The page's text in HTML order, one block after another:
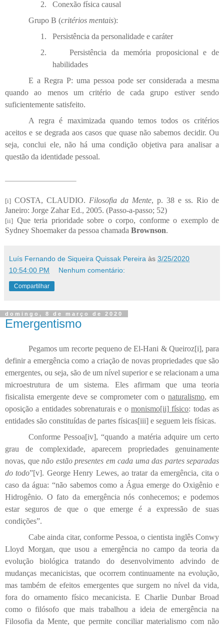
2.
Conexão física causal
Grupo B (critérios mentais):
1.
Persistência da personalidade e caráter
2.
Persistência da memória proposicional e de
habilidades
E a Regra P: uma pessoa pode ser considerada a mesma
quando ao menos um critério de cada grupo estiver sendo
suficientemente satisfeito.
A regra é maximizada quando temos todos os critérios
aceitos e se degrada aos casos que quase não sabemos decidir. Ou
seja, conclui ele, não há uma condição objetiva para analisar a
questão da identidade pessoal.
[i] COSTA, CLAUDIO. Filosofia da Mente, p. 38 e ss. Rio de
Janeiro: Jorge Zahar Ed., 2005. (Passo-a-passo; 52)
[ii] Que teria prioridade sobre o corpo, conforme o exemplo de
Sydney Shoemaker da pessoa chamada Brownson.
Luís Fernando de Siqueira Quissak Pereira às 3/25/2020
10:54:00 PM
Nenhum comentário:
Compartilhar
domingo, 8 de março de 2020
Emergentismo
Pegamos um recorte pequeno de El-Hani & Queiroz[i], para
definir a emergência como a criação de novas propriedades que são
emergentes, ou seja, são de um nível superior e se relacionam a uma
microestrutura de um sistema. Eles afirmam que uma teoria
fisicalista emergente deve se comprometer com o naturalismo, em
oposição a entidades sobrenaturais e o monismo[ii] físico: todas as
entidades são constituídas de partes físicas[iii] e seguem leis físicas.
Conforme Pessoa[iv], “quando a matéria adquire um certo
grau de complexidade, aparecem propriedades genuinamente
novas, que não estão presentes em cada uma das partes separadas
do todo”[v]. George Henry Lewes, ao tratar da emergência, cita o
caso da água: “não sabemos como a Água emerge do Oxigênio e
Hidrogênio. O fato da emergência nós conhecemos; e podemos
estar seguros de que o que emerge é a expressão de suas
condições”.
Cabe ainda citar, conforme Pessoa, o cientista inglês Conwy
Lloyd Morgan, que usou a emergência no campo da teoria da
evolução biológica tratando do desenvolvimento advindo de
mudanças mecanicistas, que ocorrem continuamente na evolução,
mas também de efeitos emergentes que surgem no nível da vida,
fora do ornamento físico mecanicista. E Charlie Dunbar Broad
como o filósofo que mais trabalhou a ideia de emergência na
Filosofia da Mente, que permite conciliar materialismo com não